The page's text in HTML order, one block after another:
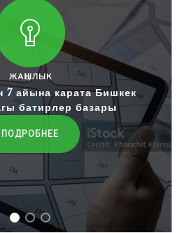
ЖАҢЫЛЫК
айына карата Бишкек
батирлер базары
ПОДРОБНЕЕ